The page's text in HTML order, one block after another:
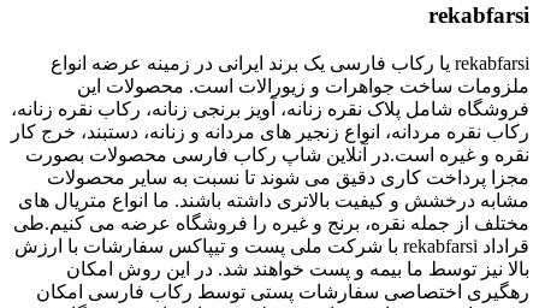
rekabfarsi
rekabfarsi یا رکاب فارسی یک برند ایرانی در زمینه عرضه انواع
ملزومات ساخت جواهرات و زیورالات است. محصولات این
فروشگاه شامل پلاک نقره زنانه، آویز برنجی زنانه، رکاب نقره زنانه،
رکاب نقره مردانه، انواع زنجیر های مردانه و زنانه، دستبند، خرج کار
نقره و غیره است.در آنلاین شاپ رکاب فارسی محصولات بصورت
مجزا پرداخت کاری دقیق می شوند تا نسبت به سایر محصولات
مشابه درخشش و کیفیت بالاتری داشته باشند. ما انواع متریال های
مختلف از جمله نقره، برنج و غیره را فروشگاه عرضه می کنیم.طی
قراداد rekabfarsi با شرکت ملی پست و تیپاکس سفارشات با ارزش
بالا نیز توسط ما بیمه و پست خواهند شد. در این روش امکان
رهگیری اختصاصی سفارشات پستی توسط رکاب فارسی امکان